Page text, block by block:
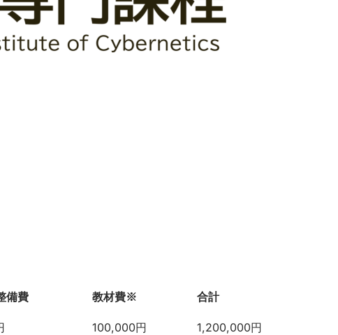
備費 教材費※
合計
費 教材費※ 合計
100,000円 1,200,000円